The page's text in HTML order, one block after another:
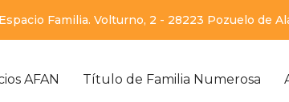
Familia. Volturno, 2 - 28223 Pozuelo de
AFAN Título de Familia Numerosa